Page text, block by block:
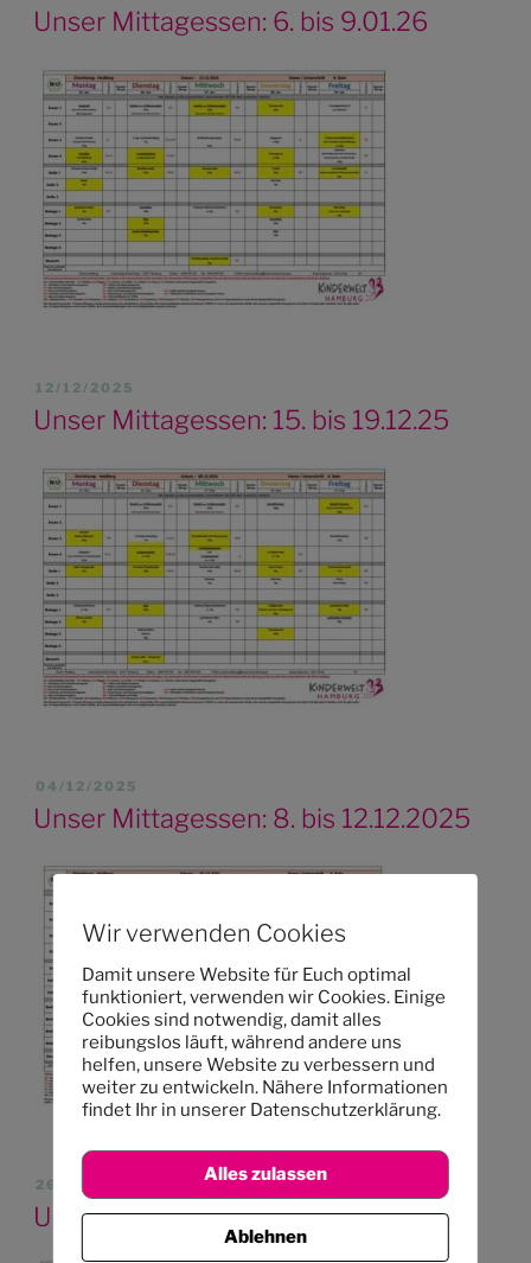
AM
Unser Mittagessen: 6. bis 9.01.26
VERÖFFENTLICHT
AM
12/12/2025
Unser Mittagessen: 15. bis 19.12.25
VERÖFFENTLICHT
AM
04/12/2025
Unser Mittagessen: 8. bis 12.12.2025
VERÖFFENTLICHT
AM
26/11/2025
Unser Mittagessen: 1. bis 5.12.2025
Wir verwenden Cookies
Damit unsere Website für Euch optimal
funktioniert, verwenden wir Cookies. Einige
Cookies sind notwendig, damit alles
reibungslos läuft, während andere uns
helfen, unsere Website zu verbessern und
weiter zu entwickeln. Nähere Informationen
findet Ihr in unserer Datenschutzerklärung.
Alles zulassen
Ablehnen